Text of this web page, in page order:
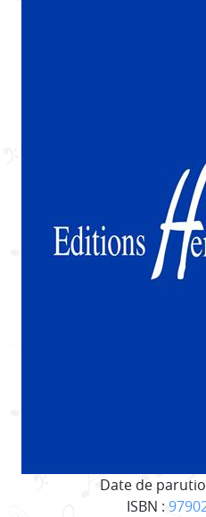
Date de
ISBN :